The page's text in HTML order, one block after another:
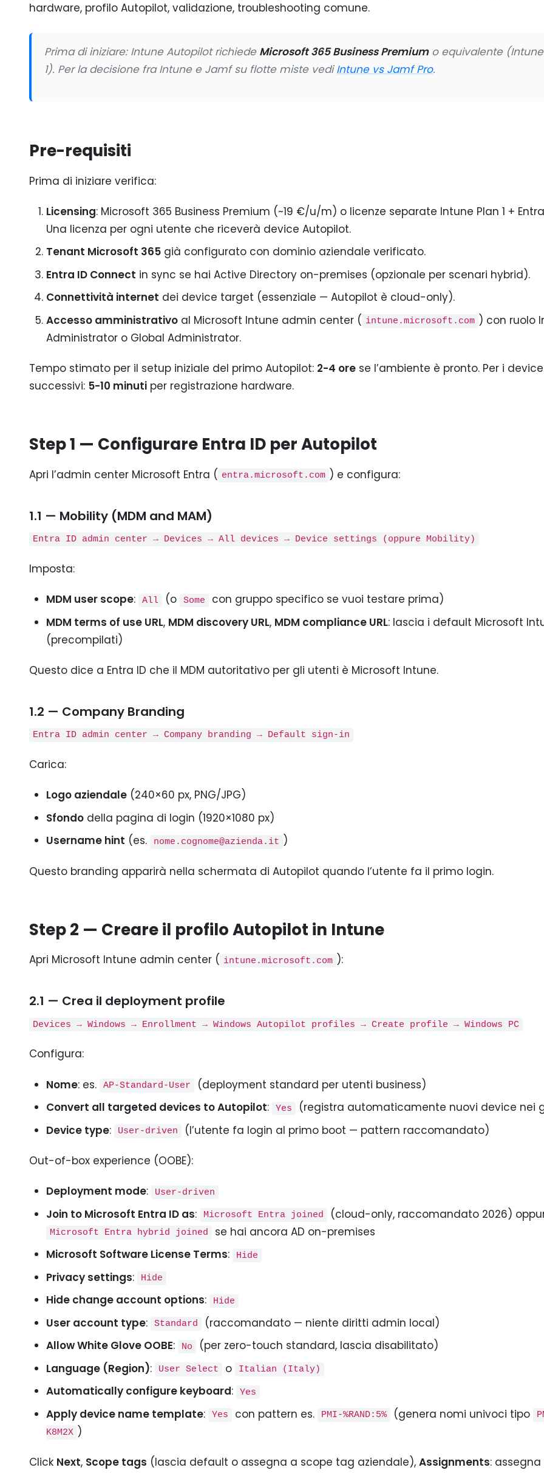
hardware, profilo Autopilot, validazione, troubleshooting comune.
Prima di iniziare: Intune Autopilot richiede Microsoft 365 Business Premiumo equivalente
1). Per la decisione fra Intune e Jamf su flotte miste vediIntune vs Jamf Pro.
Pre-requisiti
Prima di iniziare verifica:
Licensing: Microsoft 365 Business Premium (~19 €/u/m) o licenze separate Intune Plan 1 + Entra
Una licenza per ogni utente che riceverà device Autopilot.
Tenant Microsoft 365già configurato con dominio aziendale verificato.
Entra ID Connect in sync se hai Active Directory on-premises (opzionale per scenari hybrid).
Connettività internet dei device target (essenziale — Autopilot è cloud-only).
Accesso amministrativoal Microsoft Intune admin center ( intune.microsoft.com ) con ruolo
Administrator o Global Administrator.
Tempo stimato per il setup iniziale del primo Autopilot: 2-4 ore se l’ambiente è pronto. Per i device
successivi: 5-10 minuti per registrazione hardware.
Step 1 — Configurare Entra ID per Autopilot
Apri l’admin center Microsoft Entra ( entra.microsoft.com ) e configura:
1.1 — Mobility (MDM and MAM)
Entra ID admin center → Devices → All devices → Device settings (oppure Mobility)
Imposta:
MDM user scope: All (o Some
con gruppo specifico se vuoi testare prima)
MDM terms of use URL, MDM discovery URL, MDM compliance URL: lascia i default Microsoft
(precompilati)
Questo dice a Entra ID che il MDM autoritativo per gli utenti è Microsoft Intune.
1.2 — Company Branding
Entra ID admin center → Company branding → Default sign-in
Carica:
Logo aziendale(240×60 px, PNG/JPG)
Sfondodella pagina di login (1920×1080 px)
Username hint (es. nome.cognome@azienda.it )
Questo branding apparirà nella schermata di Autopilot quando l’utente fa il primo login.
Step 2 — Creare il profilo Autopilot in Intune
Apri Microsoft Intune admin center ( intune.microsoft.com ):
2.1 — Crea il deployment profile
Devices → Windows → Enrollment → Windows Autopilot profiles → Create profile → Windows PC
Configura:
Nome: es. AP-Standard-User
(deployment standard per utenti business)
Convert all targeted devices to Autopilot: Yes
(registra automaticamente nuovi device nei
Device type: User-driven (l’utente fa login al primo boot — pattern raccomandato)
Out-of-box experience (OOBE):
Deployment mode: User-driven
Join to Microsoft Entra ID as: Microsoft Entra joined (cloud-only, raccomandato 2026)
Microsoft Entra hybrid joined
se hai ancora AD on-premises
Microsoft Software License Terms: Hide
Privacy settings: Hide
Hide change account options: Hide
User account type: Standard
(raccomandato — niente diritti admin local)
Allow White Glove OOBE: No
(per zero-touch standard, lascia disabilitato)
Language (Region): User Select o Italian (Italy)
Automatically configure keyboard: Yes
Apply device name template: Yes con pattern es. PMI-%RAND:5% (genera nomi univoci tipo
K8M2X )
Click Next, Scope tags (lascia default o assegna a scope tag aziendale), Assignments: assegna